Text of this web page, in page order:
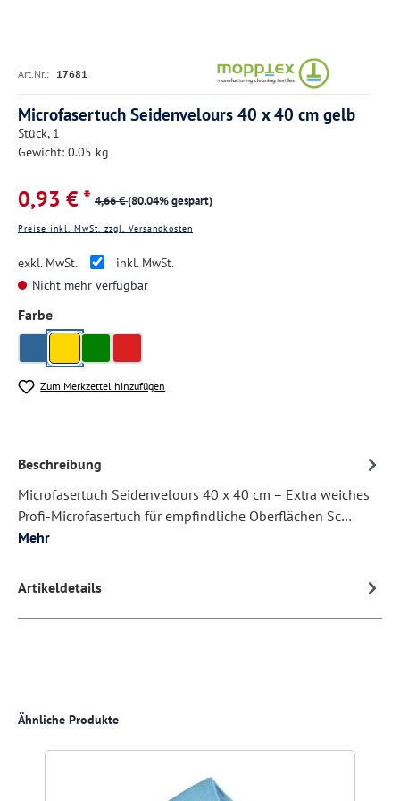
Art.Nr.: 17681
Microfasertuch Seidenvelours 40 x 40 cm gelb
Stück, 1
Gewicht: 0.05 kg
0,93 € * 4,66 €(80.04% gespart)
Preise inkl. MwSt. zzgl. Versandkosten
exkl. MwSt.
inkl. MwSt.
Nicht mehr verfügbar
Farbeauswählen
Zum Merkzettel hinzufügen
Beschreibung
Microfasertuch Seidenvelours 40 x 40 cm – Extra weiches
Profi-Microfasertuch für empfindliche Oberflächen Sc…
Mehr
Artikeldetails
Produktgalerie überspringen
Ähnliche Produkte